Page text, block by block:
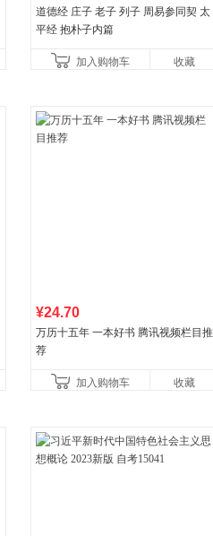
道德经 庄子 老子 列子 周易参同契 太
平经 抱朴子内篇
加入购物车 收藏
¥24.70
万历十五年 一本好书 腾讯视频栏目推
荐
加入购物车 收藏